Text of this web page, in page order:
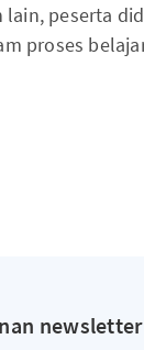
peserta
proses